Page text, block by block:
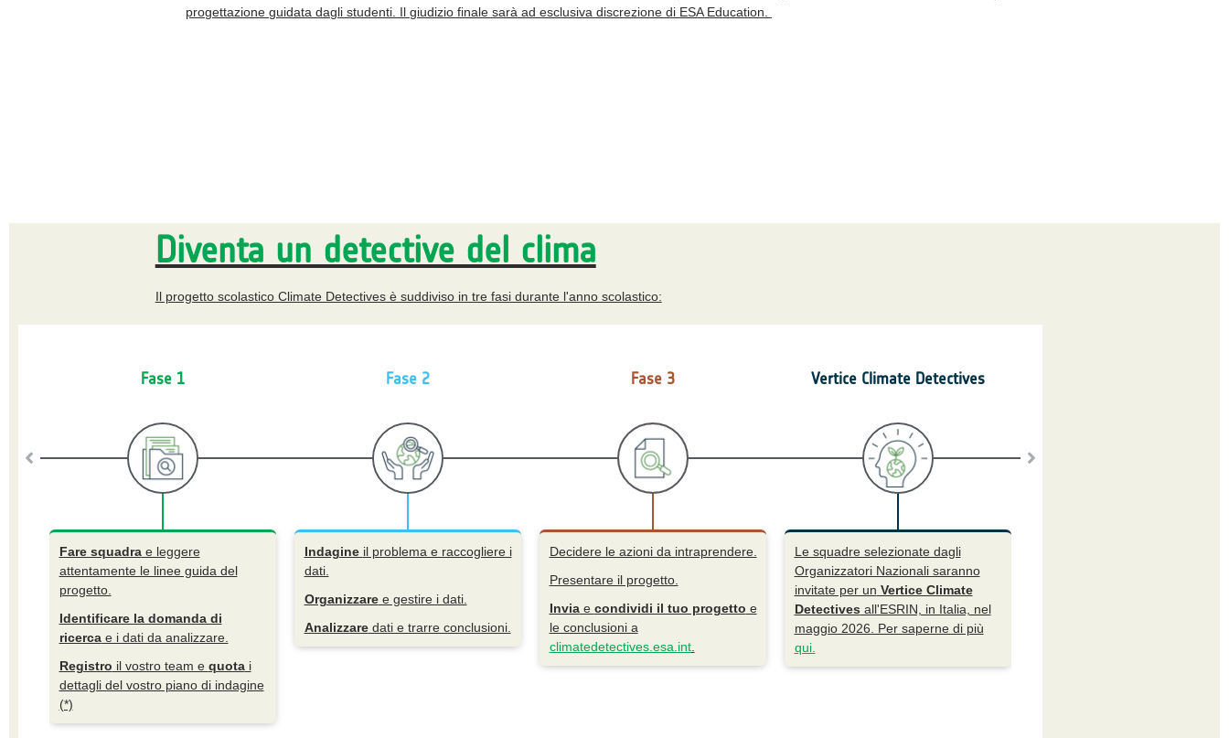
progettazione guidata dagli studenti. Il giudizio finale sarà ad esclusiva discrezione di ESA Education.
Diventa un detective del clima
Il progetto scolastico Climate Detectives è suddiviso in tre fasi durante l'anno scolastico:
Fase 1
Fare squadrae leggere
attentamente le linee guida del
progetto.
Identificare la domanda di
ricercae i dati da analizzare.
Registro il vostro team e quotai
dettagli del vostro piano di indagine
(*)
Fase 2
Indagine il problema e raccogliere i
dati.
Organizzaree gestire i dati.
Analizzaredati e trarre conclusioni.
Fase 3
Decidere le azioni da intraprendere.
Presentare il progetto.
Inviae condividi il tuo progetto e
le conclusioni a
climatedetectives.esa.int.
Vertice Climate Detectives
Le squadre selezionate dagli
Organizzatori Nazionali saranno
invitate per un Vertice Climate
Detectives all'ESRIN, in Italia, nel
maggio 2026. Per saperne di più
qui.